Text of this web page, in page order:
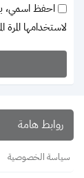
احفظ اسمي،
لاستخدامها المرة
روابط هامة
سياسة الخصوصية